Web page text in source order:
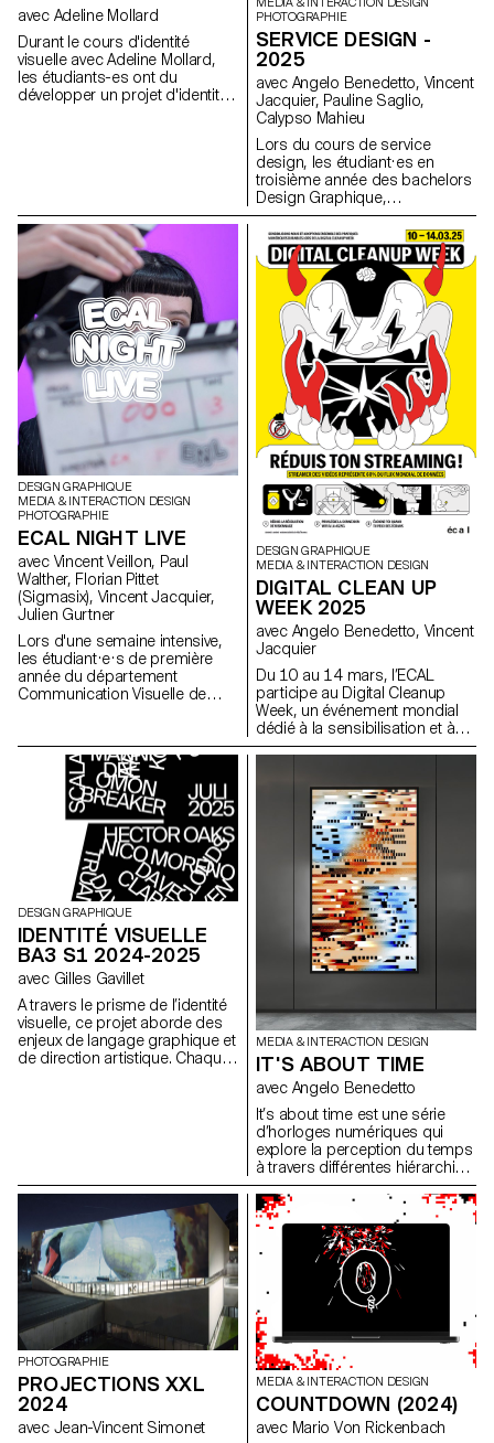
qu’on décide de croire.
avec Adeline Mollard
Durant le cours d'identité
visuelle avec Adeline Mollard,
les étudiants-es ont du
développer un projet d'identité
d'un poster.
PHOTOGRAPHIE
SERVICE DESIGN -
2025
avec Angelo Benedetto, Vincent
Jacquier, Pauline Saglio,
Calypso Mahieu
Lors du cours de service
design, les étudiant·es en
troisième année des bachelors
Design Graphique,
Photographie et Media &
Interaction Design ont
collaboré·e sur des projets
multisupports. Cette
collaboration, organisée entre
le département de
Communication Visuelle, avait
pour thème les SDGs
(Sustainable Development
Goals). Le thème "Pour la
bonne cause, faites des SDGs
une réalité" visait à promouvoir
des causes qui tenaient à cœur
à chaque groupe d'étudiant·es.
Tous les projets étaient
composés d'au moins deux
supports distincts, dont un
support principal et un
secondaire. Les étudiant·es
avaient la liberté de choisir les
médias les plus pertinents
pour leurs projets, que ce soit
un site web, des publications,
des affiches, une séquence
vidéo et même de la réalité
virtuelle.
DESIGN GRAPHIQUE
MEDIA & INTERACTION DESIGN
PHOTOGRAPHIE
ECAL NIGHT LIVE
avec Vincent Veillon, Paul
Walther, Florian Pittet
(Sigmasix), Vincent Jacquier,
Julien Gurtner
Lors d'une semaine intensive,
les étudiant·e·s de première
année du département
Communication Visuelle de
édition du "ECAL Night Live".
L'objectif était de concevoir une
émission inspirée des formats
télévisés satiriques. Répartis en
équipes pluridisciplinaires,
regroupant des étudiant·e·s du
Bachelor en Design Graphique,
Media & Interaction Design et
Photographie, ils ont collaboré
par équipe pour créer tout le
contenu, les décors et
l'habillage de l'émission,
réalisant ainsi un projet 100%
fait maison en un temps
portait sur l’autodérision,
ciblant les métiers de la
communication visuelle, les
étudiant.e.s et l'institution elle-
par Florian Pittet, expert en
scénographie digitale, qui a
accompagné la création du
plateau de tournage de
l'émission.
DESIGN GRAPHIQUE
MEDIA & INTERACTION DESIGN
DIGITAL CLEAN UP
WEEK 2025
avec Angelo Benedetto, Vincent
Jacquier
Du 10 au 14 mars, l’ECAL
participe au Digital Cleanup
Week, un événement mondial
dédié à la sensibilisation et à
l’action pour un numérique plus
et réfléchir !
DESIGN GRAPHIQUE
IDENTITÉ VISUELLE
BA3 S1 2024-2025
avec Gilles Gavillet
A travers le prisme de l’identité
visuelle, ce projet aborde des
enjeux de langage graphique et
de direction artistique. Chaque
MEDIA & INTERACTION DESIGN
IT'S ABOUT TIME
avec Angelo Benedetto
It’s about time est une série
d’horloges numériques qui
explore la perception du temps
à travers différentes hiérarchies
de représentation Cette
sélection rassemble des
projets réalisés en première
année du Bachelor Media &
Interaction, dans le cadre du
cours Dynamic Display dirigé
par Angelo Benedetto.
PHOTOGRAPHIE
PROJECTIONS XXL
2024
avec Jean-Vincent Simonet
MEDIA & INTERACTION DESIGN
COUNTDOWN (2024)
avec Mario Von Rickenbach